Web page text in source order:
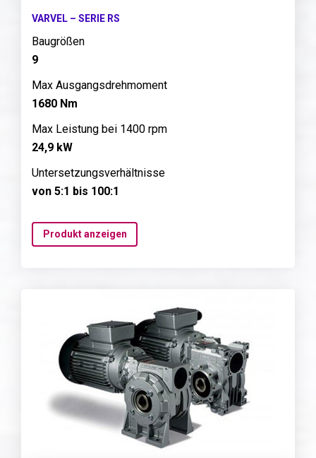
VARVEL – SERIE RS
Baugrößen
9
Max Ausgangsdrehmoment
1680 Nm
Max Leistung bei 1400 rpm
24,9 kW
Untersetzungsverhältnisse
von 5:1 bis 100:1
Produkt anzeigen